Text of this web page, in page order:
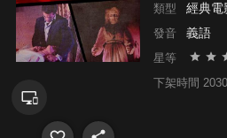
類型 經典電
發音 義語
星等
下架時間